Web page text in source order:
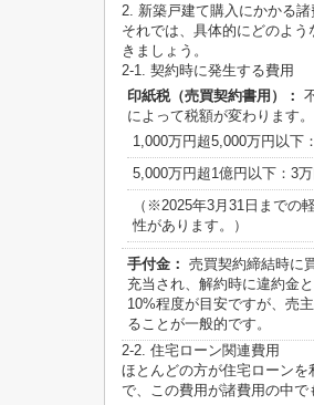
2. 新築戸建て購入にかかる
それでは、具体的にどのよ
きましょう。
2-1. 契約時に発生する費用
印紙税（売買契約書用）：
によって税額が変わります。
1,000万円超5,000万円以下
5,000万円超1億円以下：3
（※2025年3月31日までの
性があります。）
手付金： 売買契約締結時に
充当され、解約時に違約金
10%程度が目安ですが、売
ることが一般的です。
2-2. 住宅ローン関連費用
ほとんどの方が住宅ローン
で、この費用が諸費用の中で